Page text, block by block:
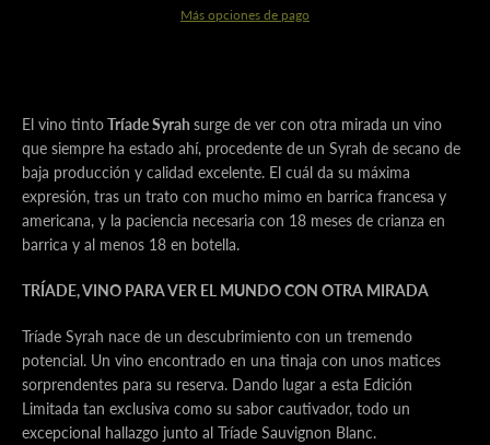
El vino tintoTríade Syrah surge de ver con otra mirada un vino
que siempre ha estado ahí, procedente de un Syrah de secano de
baja producción y calidad excelente. El cuál da su máxima
expresión, tras un trato con mucho mimo en barrica francesa y
americana, y la paciencia necesaria con 18 meses de crianza en
barrica y al menos 18 en botella.
TRÍADE, VINO PARA VER EL MUNDO CON OTRA MIRADA
Tríade Syrah nace de un descubrimiento con un tremendo
potencial. Un vino encontrado en una tinaja con unos matices
sorprendentes para su reserva. Dando lugar a esta Edición
Limitada tan exclusiva como su sabor cautivador, todo un
excepcional hallazgo junto al Tríade Sauvignon Blanc.
Más opciones de pago